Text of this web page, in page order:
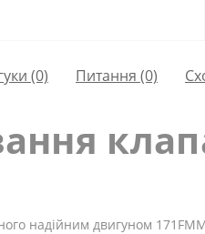
(0) Питання (0)
надійним двигуном